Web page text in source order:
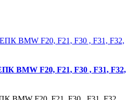
BMW F20, F21, F30 , F31, F32,